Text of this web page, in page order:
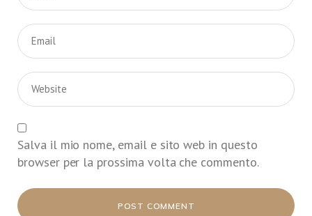
Salva il mio nome, email e sito web in questo
browser per la prossima volta che commento.